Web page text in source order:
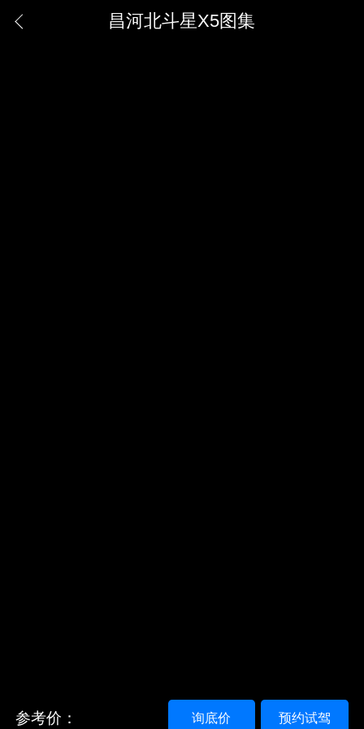
昌河北斗星X5图集
参考价： 预约试驾
询底价